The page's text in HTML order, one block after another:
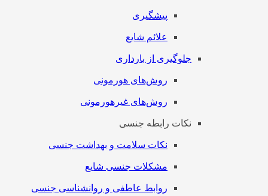
پیشگیری
علائم شایع
جلوگیری از بارداری
روش‌های هورمونی
روش‌های غیرهورمونی
نکات رابطه جنسی
نکات سلامت و بهداشت جنسی
مشکلات جنسی شایع
روابط عاطفی و روانشناسی جنسی